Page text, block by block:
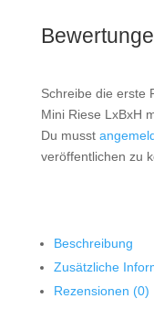
Menge
Schreibe die erste
Mini Riese LxBxH
Du musst
veröffentlichen zu
Beschreibung
Zusätzliche
Rezensionen (0)